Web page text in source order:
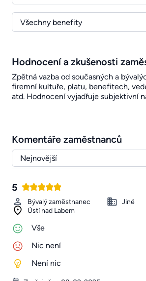
Hodnocení a zkušenosti
Zpětná vazba od současných a
firemní kultuře, platu, benefitech,
atd. Hodnocení vyjadřuje subjektivní
Komentáře zaměstnanců
5
Bývalý zaměstnanec
Jiné
Ústí nad Labem
Vše
Nic není
Není nic